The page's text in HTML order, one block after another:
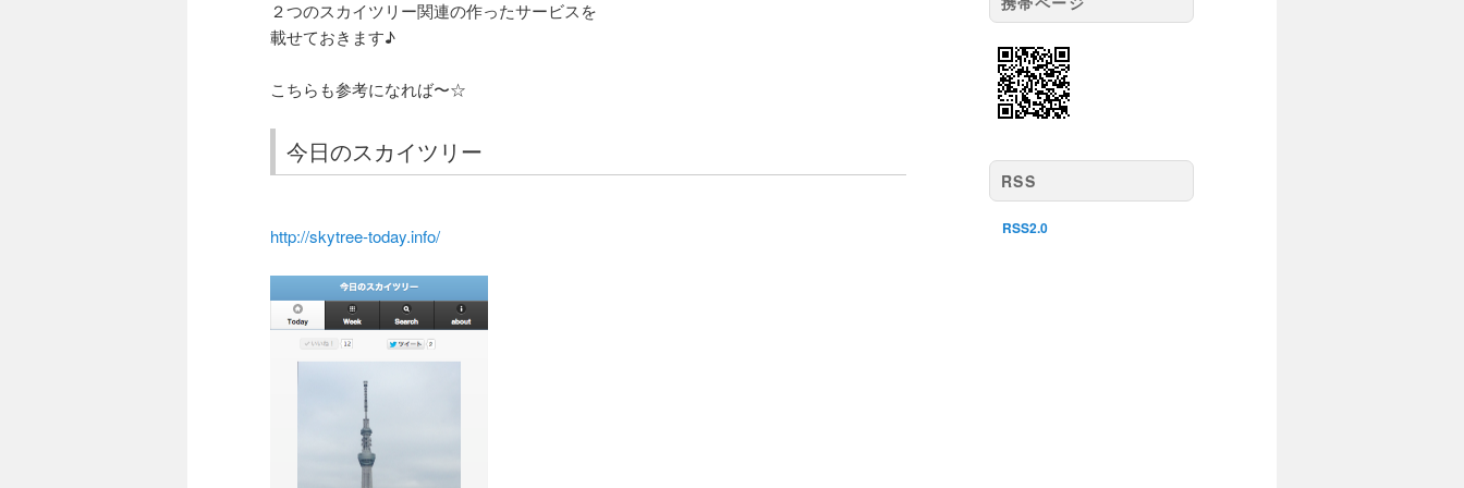
２つのスカイツリー関連の作ったサービスを
載せておきます♪
こちらも参考になれば〜☆
今日のスカイツリー
http://skytree-today.info/
RSS
RSS2.0